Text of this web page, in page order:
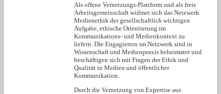
Als offene Vernetzungs-Plattform und als freie
Arbeitsgemeinschaft widmet sich das Netzwerk
Medienethik der gesellschaftlich wichtigen
Aufgabe, ethische Orientierung im
Kommunikations- und Medienkontext zu
liefern. Die Engagierten im Netzwerk sind in
Wissenschaft und Medienpraxis beheimatet und
beschäftigen sich mit Fragen der Ethik und
Qualität in Medien und öffentlicher
Kommunikation.
Durch die Vernetzung von Expertise aus